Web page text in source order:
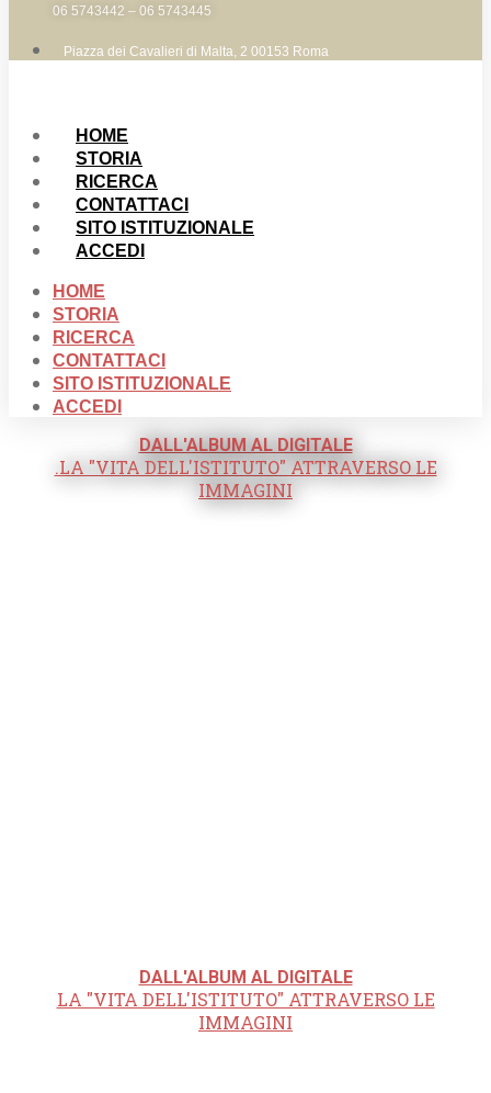
06 5743442 – 06 5743445
Piazza dei Cavalieri di Malta, 2 00153 Roma
HOME
STORIA
RICERCA
CONTATTACI
SITO ISTITUZIONALE
ACCEDI
HOME
STORIA
RICERCA
CONTATTACI
SITO ISTITUZIONALE
ACCEDI
DALL'ALBUM AL DIGITALE
.LA "VITA DELL'ISTITUTO" ATTRAVERSO LE
IMMAGINI
DALL'ALBUM AL DIGITALE
LA "VITA DELL'ISTITUTO" ATTRAVERSO LE
IMMAGINI